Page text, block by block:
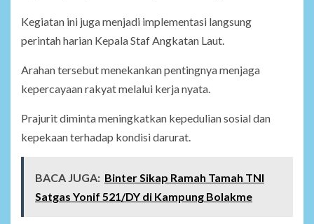
Kegiatan ini juga menjadi implementasi langsung
perintah harian Kepala Staf Angkatan Laut.
Arahan tersebut menekankan pentingnya menjaga
kepercayaan rakyat melalui kerja nyata.
Prajurit diminta meningkatkan kepedulian sosial dan
kepekaan terhadap kondisi darurat.
BACA JUGA: Binter Sikap Ramah Tamah TNI
Satgas Yonif 521/DY di Kampung Bolakme